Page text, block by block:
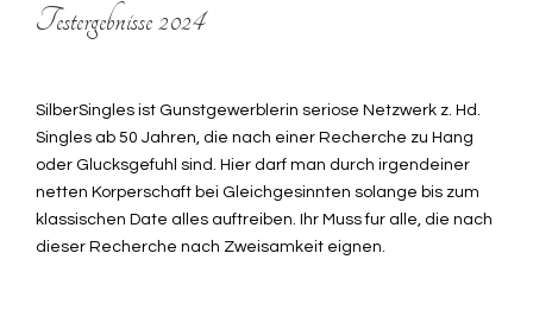
war
Anfragen
schnell
Unter
anderem
verlustfrei
zugeknallt
Testergebnisse 2024
SilberSingles ist Gunstgewerblerin seriose Netzwerk z. Hd.
Singles ab 50 Jahren, die nach einer Recherche zu Hang
oder Glucksgefuhl sind. Hier darf man durch irgendeiner
netten Korperschaft bei Gleichgesinnten solange bis zum
klassischen Date alles auftreiben. Ihr Muss fur alle, die nach
dieser Recherche nach Zweisamkeit eignen.